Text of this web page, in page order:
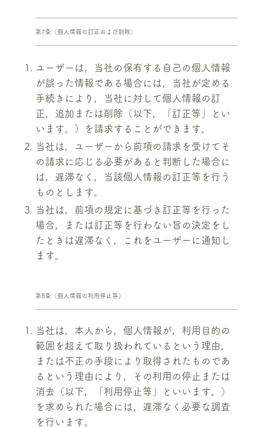
第7条（個人情報の訂正および削除）
ユーザーは，当社の保有する自己の個人情報
が誤った情報である場合には，当社が定める
手続きにより，当社に対して個人情報の訂
正，追加または削除（以下，「訂正等」とい
います。）を請求することができます。
当社は，ユーザーから前項の請求を受けてそ
の請求に応じる必要があると判断した場合に
は，遅滞なく，当該個人情報の訂正等を行う
ものとします。
当社は，前項の規定に基づき訂正等を行った
場合，または訂正等を行わない旨の決定をし
たときは遅滞なく，これをユーザーに通知し
ます。
第8条（個人情報の利用停止等）
当社は，本人から，個人情報が，利用目的の
範囲を超えて取り扱われているという理由，
または不正の手段により取得されたものであ
るという理由により，その利用の停止または
消去（以下，「利用停止等」といいます。）
を求められた場合には，遅滞なく必要な調査
を行います。